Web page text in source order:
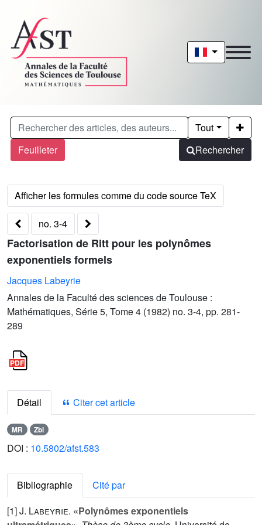
Feuilleter
Tout
Rechercher
no. 3-4
Factorisation de Ritt pour les polynômes
exponentiels formels
Jacques Labeyrie
Annales de la Faculté des sciences de Toulouse :
Mathématiques, Série 5, Tome 4 (1982) no. 3-4, pp. 281-
289
Détail Citer cet article
MR Zbl
DOI : 10.5802/afst.583
Bibliographie
Cité par
[1]J. Labeyrie. «Polynômes exponentiels